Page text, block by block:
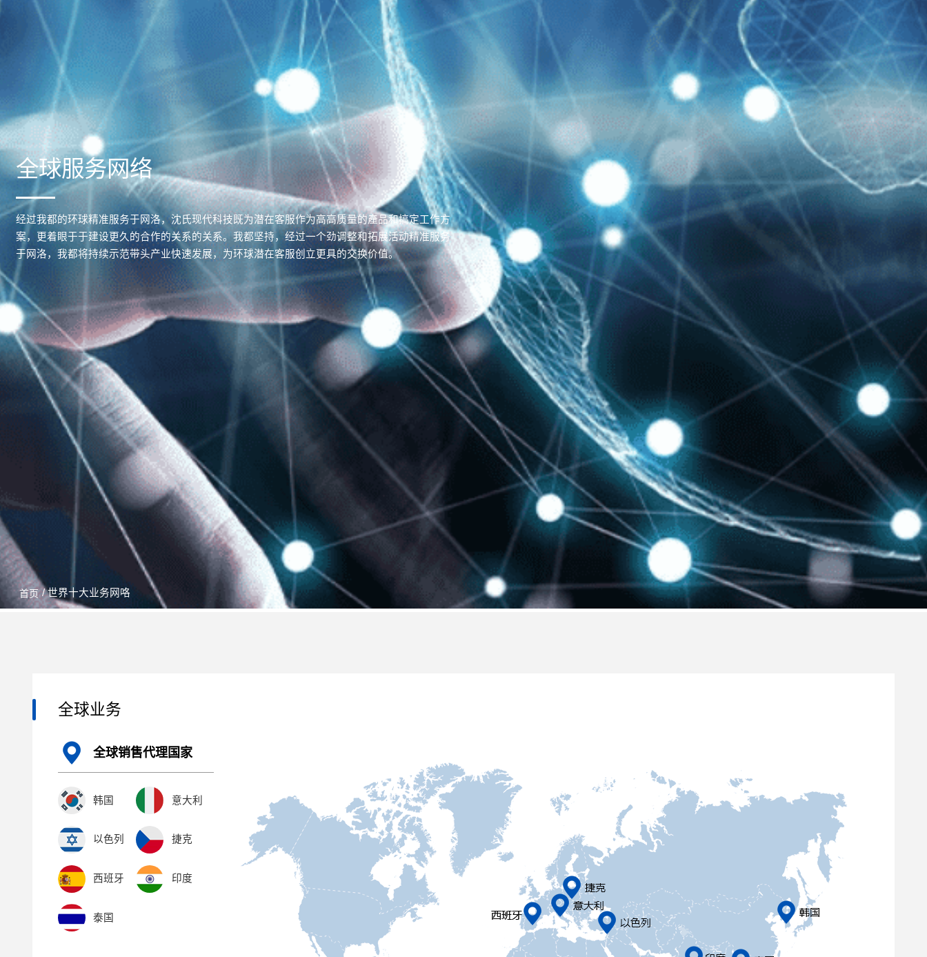
全球服务网络
经过我都的环球精准服务于网洛，沈氏现代科技既为潜在客服作为高高质量的產品和搞定工作方
案，更着眼于于建设更久的合作的关系的关系。我都坚持，经过一个劲调整和拓展活动精准服务
于网洛，我都将持续示范带头产业快速发展，为环球潜在客服创立更具的交换价值。
首页 / 世界十大业务网咯
全球业务
全球销售代理国家
韩国 意大利
以色列 捷克
西班牙 印度
泰国